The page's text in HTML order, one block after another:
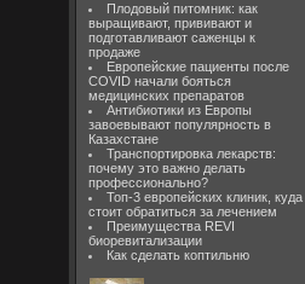
Плодовый питомник: как
выращивают, прививают и
подготавливают саженцы к
продаже
Европейские пациенты после
COVID начали бояться
медицинских препаратов
Антибиотики из Европы
завоевывают популярность в
Казахстане
Транспортировка лекарств:
почему это важно делать
профессионально?
Топ-3 европейских клиник, куда
стоит обратиться за лечением
Преимущества REVI
биоревитализации
Как сделать коптильню